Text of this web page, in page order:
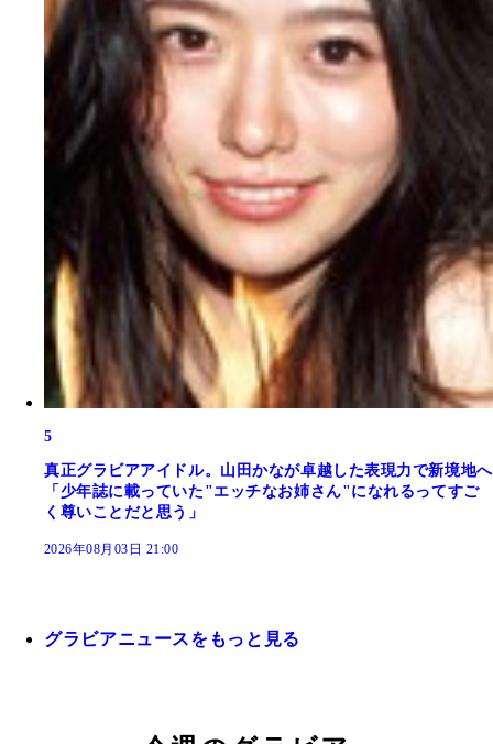
5
真正グラビアアイドル。山田かなが卓越した表現力で新境地へ
「少年誌に載っていた"エッチなお姉さん"になれるってすご
く尊いことだと思う」
2026年08月03日 21:00
グラビアニュースをもっと見る